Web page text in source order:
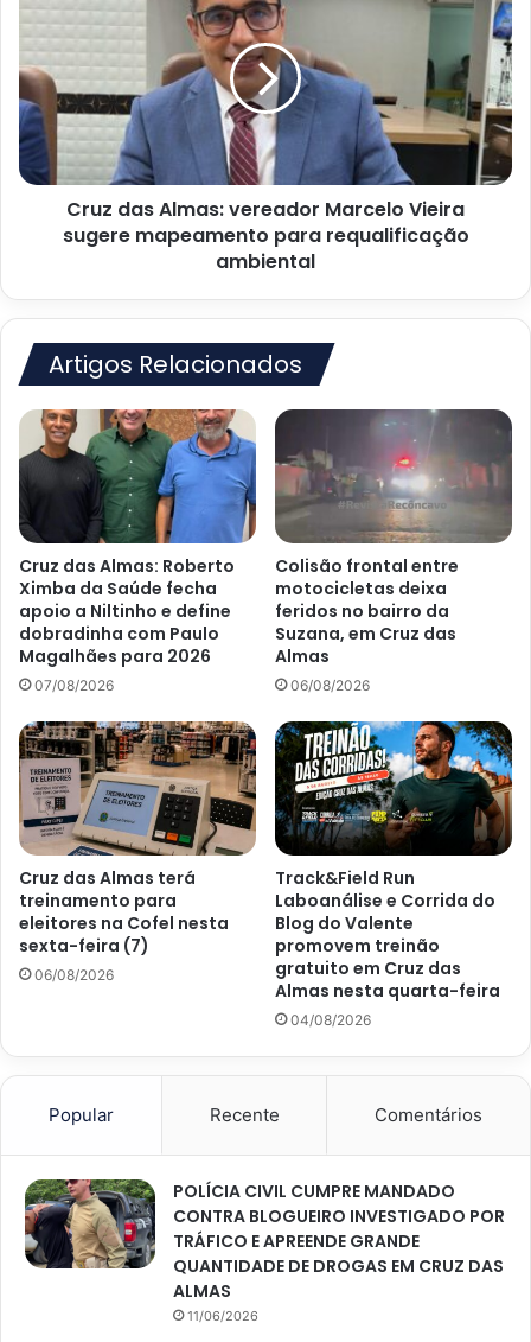
10
de
setembro
das
Almas:
vereador
Marcelo
Vieira
sugere
mapeamento
para
requalificação
ambiental
Cruz das Almas: vereador Marcelo Vieira
sugere mapeamento para requalificação
ambiental
Artigos Relacionados
Cruz das Almas: Roberto
Ximba da Saúde fecha
apoio a Niltinho e define
dobradinha com Paulo
Magalhães para 2026
07/08/2026
Colisão frontal entre
motocicletas deixa
feridos no bairro da
Suzana, em Cruz das
Almas
06/08/2026
Cruz das Almas terá
treinamento para
eleitores na Cofel nesta
sexta-feira (7)
06/08/2026
Track&Field Run
Laboanálise e Corrida do
Blog do Valente
promovem treinão
gratuito em Cruz das
Almas nesta quarta-feira
04/08/2026
Popular Recente Comentários
POLÍCIA CIVIL CUMPRE MANDADO
CONTRA BLOGUEIRO INVESTIGADO POR
TRÁFICO E APREENDE GRANDE
QUANTIDADE DE DROGAS EM CRUZ DAS
ALMAS
11/06/2026